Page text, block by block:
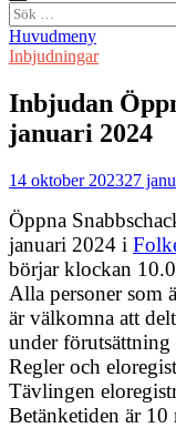
Sök
efter:
Huvudmeny
Inbjudningar
Inbjudan
januari 2024
14 oktober 202327
Öppna
januari 2024 i
börjar klockan
Alla personer som
är välkomna att
under
Regler och
Tävlingen
Betänketiden är